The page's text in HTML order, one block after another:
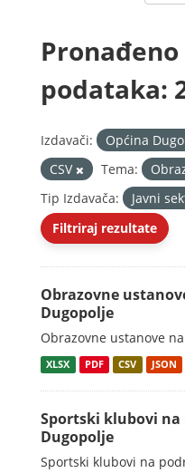
podataka:
Izdavači: Općina
CSV
Tema:
Tip Izdavača:
Javni
Filtriraj rezultate
Obrazovne
Dugopolje
Obrazovne ustanove
XLSX PDF CSV JSON
Sportski klubovi na
Dugopolje
Sportski klubovi na